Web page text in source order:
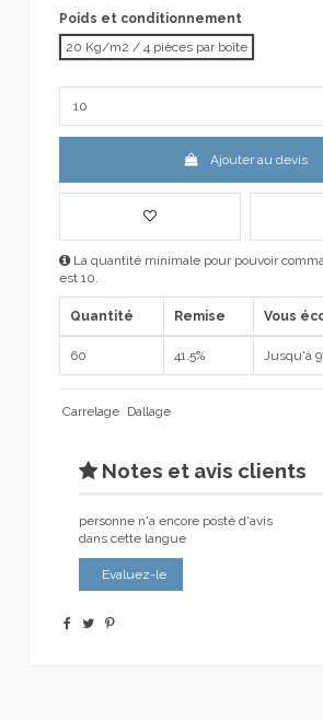
Poids et conditionnement
20 Kg/m2 / 4 pièces par boîte
Ajouter au devis
La quantité minimale pour pouvoir
est 10.
Quantité Remise Vous
60 41.5% Jusqu'à
Carrelage Dallage
Notes et avis clients
personne n'a encore posté d'avis
dans cette langue
Evaluez-le